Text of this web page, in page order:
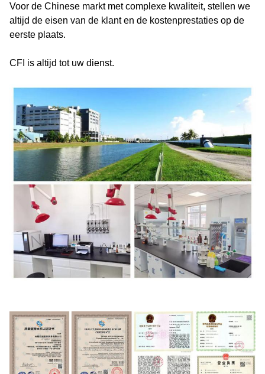
Voor de Chinese markt met complexe kwaliteit, stellen we
altijd de eisen van de klant en de kostenprestaties op de
eerste plaats.
CFI is altijd tot uw dienst.